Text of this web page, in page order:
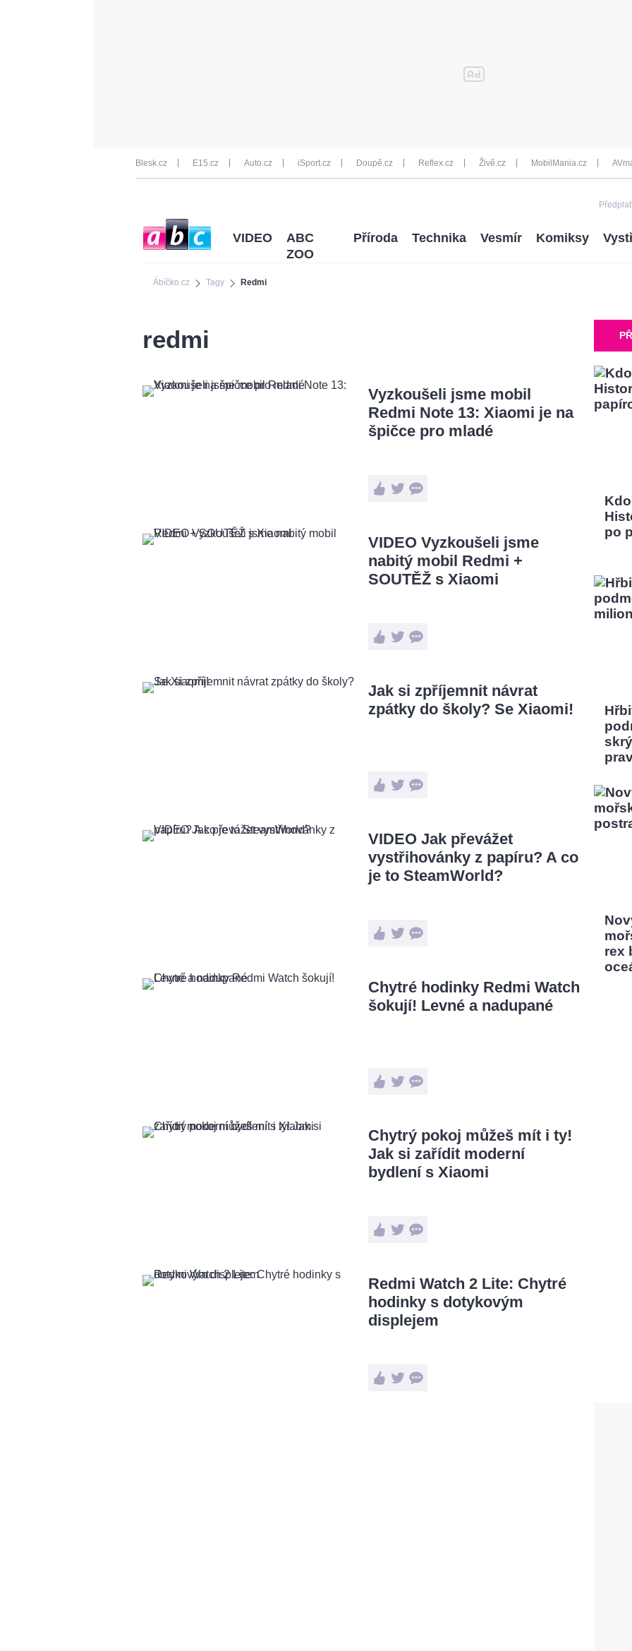
Blesk.cz E15.cz Auto.cz iSport.cz Doupě.cz Reflex.cz Živě.cz MobilMania.cz
Ábíčko.cz Tagy Redmi
VIDEO
ABC
ZOO
Příroda Technika Vesmír Komiksy
redmi
Vyzkoušeli jsme mobil
Redmi Note 13: Xiaomi je na
špičce pro mladé
VIDEO Vyzkoušeli jsme
nabitý mobil Redmi +
SOUTĚŽ s Xiaomi
Jak si zpříjemnit návrat
zpátky do školy? Se Xiaomi!
VIDEO Jak převážet
vystřihovánky z papíru? A co
je to SteamWorld?
Chytré hodinky Redmi Watch
šokují! Levné a nadupané
Chytrý pokoj můžeš mít i ty!
Jak si zařídit moderní
bydlení s Xiaomi
Redmi Watch 2 Lite: Chytré
hodinky s dotykovým
displejem
po
rex